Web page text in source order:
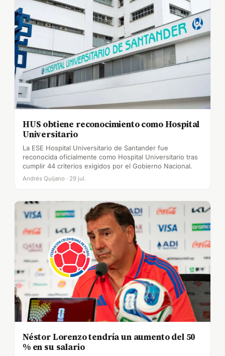
HUS obtiene reconocimiento como Hospital
Universitario
La ESE Hospital Universitario de Santander fue
reconocida oficialmente como Hospital Universitario tras
cumplir 44 criterios exigidos por el Gobierno Nacional.
Andrés Quijano · 29 jul.
Néstor Lorenzo tendría un aumento del 50
% en su salario